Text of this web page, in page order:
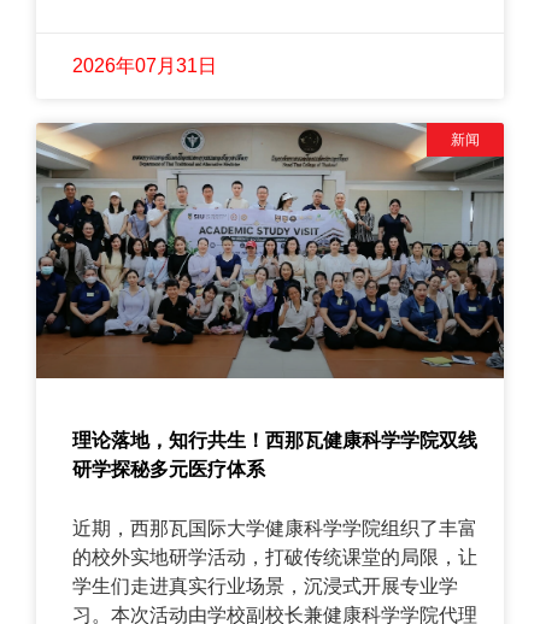
2026年07月31日
新闻
理论落地，知行共生！西那瓦健康科学学院双线
研学探秘多元医疗体系
近期，西那瓦国际大学健康科学学院组织了丰富
的校外实地研学活动，打破传统课堂的局限，让
学生们走进真实行业场景，沉浸式开展专业学
习。本次活动由学校副校长兼健康科学学院代理